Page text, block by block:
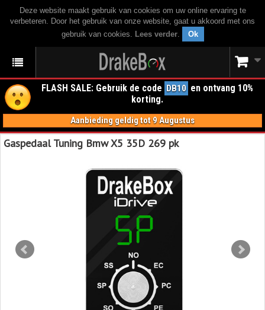
Deze website maakt gebruik van cookies om uw online ervaring te
verbeteren. Door het gebruik van onze website, gaat u akkoord met ons
gebruik van cookies. Lees verder. Ok
FLASH SALE: Gebruik de code DB10 en ontvang 10%
korting.
Aanbieding geldig tot 9 Augustus
Gaspedaal Tuning Bmw X5 35D 269 pk